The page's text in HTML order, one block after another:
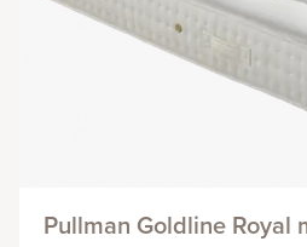
Pullman Goldline Royal